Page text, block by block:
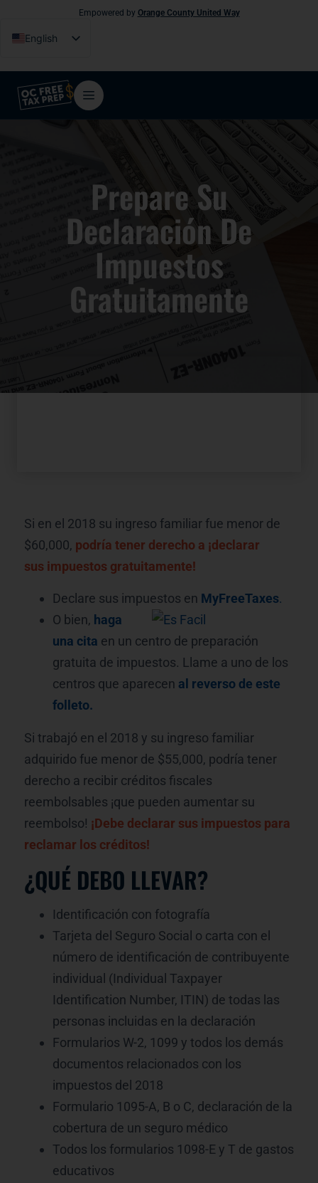
Empowered by Orange County United Way
English
Tiếng Việt
فارسی
Prepare Su
Declaración De
Impuestos
Gratuitamente
Si en el 2018 su ingreso familiar fue menor de
$60,000, podría tener derecho a ¡declarar
sus impuestos gratuitamente!
Declare sus impuestos en MyFreeTaxes.
O bien, haga
una cita en un centro de preparación
gratuita de impuestos. Llame a uno de los
centros que aparecen al reverso de este
folleto.
Si trabajó en el 2018 y su ingreso familiar
adquirido fue menor de $55,000, podría tener
derecho a recibir créditos fiscales
reembolsables ¡que pueden aumentar su
reembolso! ¡Debe declarar sus impuestos para
reclamar los créditos!
¿QUÉ DEBO LLEVAR?
Identificación con fotografía
Tarjeta del Seguro Social o carta con el
número de identificación de contribuyente
individual (Individual Taxpayer
Identification Number, ITIN) de todas las
personas incluidas en la declaración
Formularios W-2, 1099 y todos los demás
documentos relacionados con los
impuestos del 2018
Formulario 1095-A, B o C, declaración de la
cobertura de un seguro médico
Todos los formularios 1098-E y T de gastos
educativos